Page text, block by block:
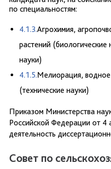
по специальностям:
4.1.3.Агрохимия,
растений (биологические
науки)
4.1.5.Мелиорация, водное
(технические науки)
Приказом Министерства
Российской Федерации от 4
деятельность
Совет по